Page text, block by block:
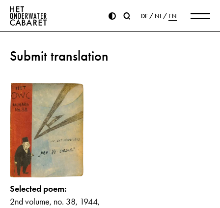
DE NL EN
Submit translation
Selected poem:
2nd volume, no. 38, 1944,